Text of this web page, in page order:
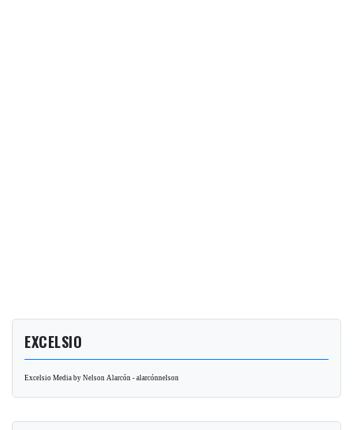
EXCELSIO
Excelsio Media by Nelson Alarcón - alarcónnelson